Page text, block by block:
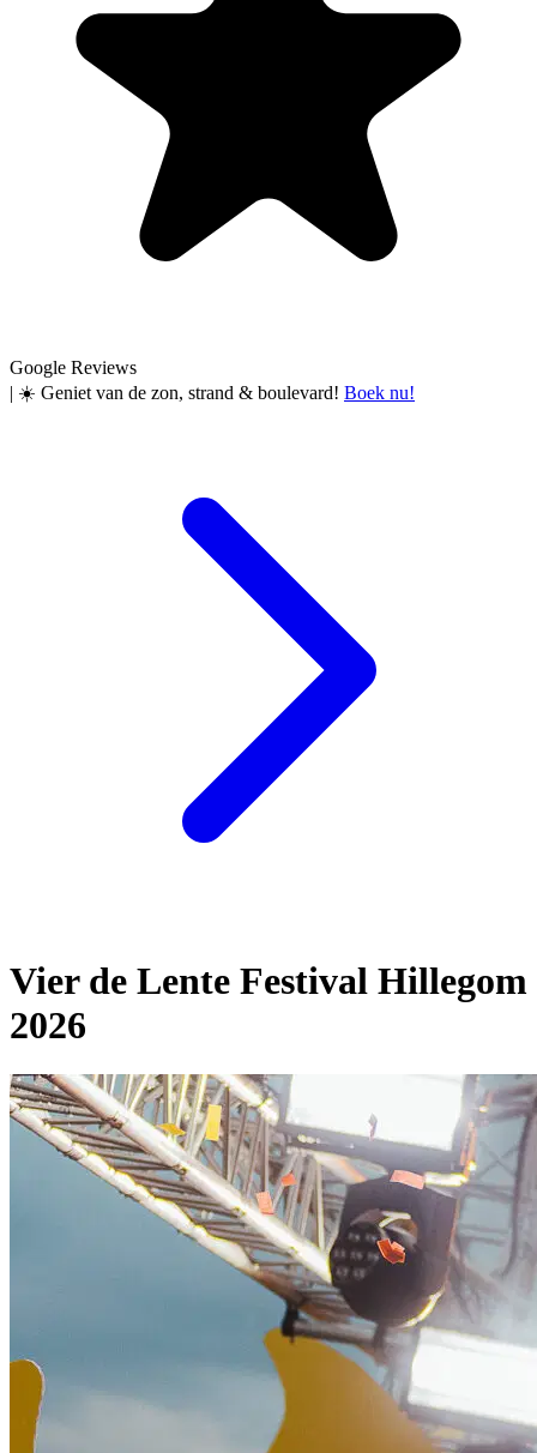
Google Reviews
| ☀️ Geniet van de zon, strand & boulevard! Boek nu!
Vier de Lente Festival Hillegom
2026